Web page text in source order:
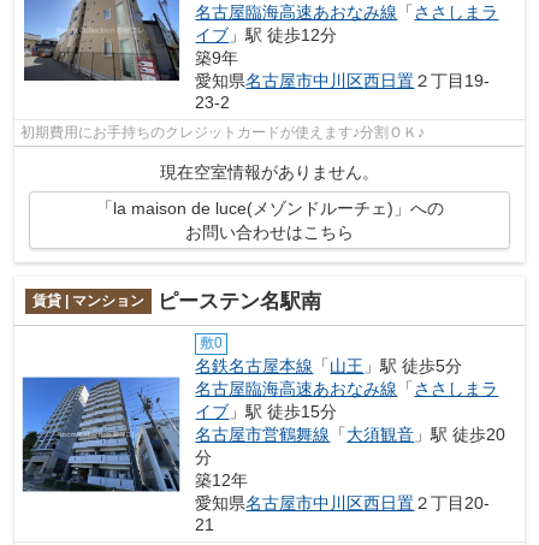
名古屋臨海高速あおなみ線 「ささしまラ
イブ 」駅 徒歩12分
築9年
愛知県名古屋市中川区西日置２丁目19-
23-2
初期費用にお手持ちのクレジットカードが使えます♪分割ＯＫ♪
現在空室情報がありません。
「la maison de luce(メゾンドルーチェ)」への
お問い合わせはこちら
賃貸 | マンション ピーステン名駅南
敷0
名鉄名古屋本線 「山王 」駅 徒歩5分
名古屋臨海高速あおなみ線 「ささしまラ
イブ 」駅 徒歩15分
名古屋市営鶴舞線 「大須観音 」駅 徒歩20
分
築12年
愛知県名古屋市中川区西日置２丁目20-
21